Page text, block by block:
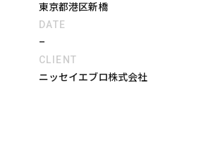
東京都港区新橋
DATE
–
CLIENT
ニッセイエブロ株式会社